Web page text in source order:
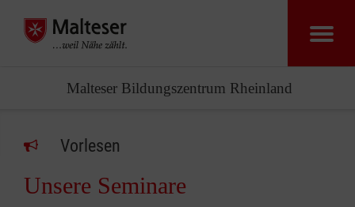
Malteser Bildungszentrum Rheinland
Vorlesen
Unsere Seminare